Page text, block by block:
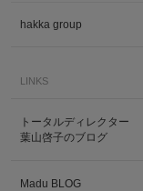
hakka group
LINKS
トータルディレクター
葉山啓子のブログ
Madu BLOG